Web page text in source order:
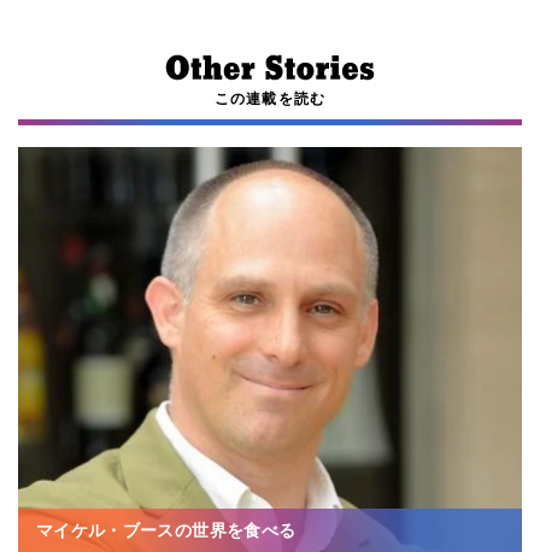
この連載を読む
マイケル・ブースの世界を食べる